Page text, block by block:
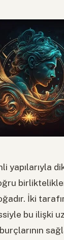
yapılarıyla
İki
bu ilişki